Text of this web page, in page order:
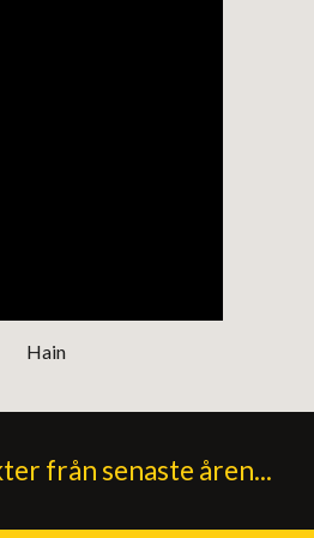
Hain
från senaste åren...